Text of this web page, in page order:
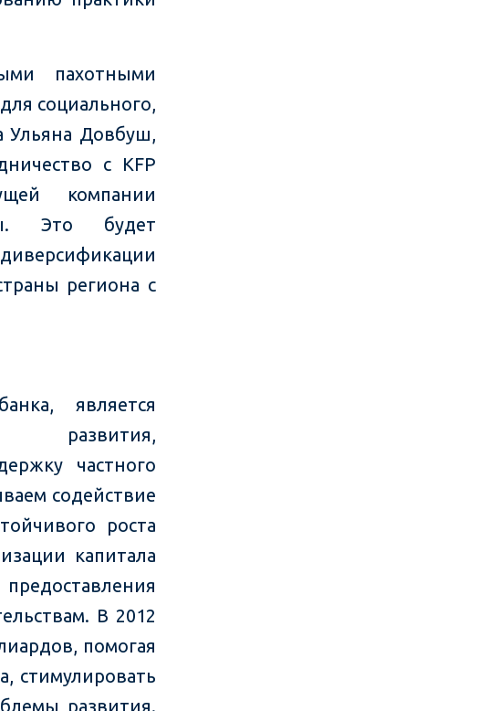
пахотными
социального,
Ульяна Довбуш,
с KFP
компании
Это будет
региона с
является
развития,
частного
содействие
роста
капитала
В 2012
помогая
стимулировать
развития.